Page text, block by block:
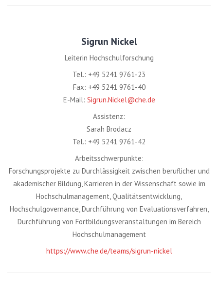
Sigrun Nickel
Leiterin Hochschulforschung
Tel.: +49 5241 9761-23
Fax: +49 5241 9761-40
E-Mail: Sigrun.Nickel@che.de
Assistenz:
Sarah Brodacz
Tel.: +49 5241 9761-42
Arbeitsschwerpunkte:
Forschungsprojekte zu Durchlässigkeit zwischen beruflicher und
akademischer Bildung, Karrieren in der Wissenschaft sowie im
Hochschulmanagement, Qualitätsentwicklung,
Hochschulgovernance, Durchführung von Evaluationsverfahren,
Durchführung von Fortbildungsveranstaltungen im Bereich
Hochschulmanagement
https://www.che.de/teams/sigrun-nickel